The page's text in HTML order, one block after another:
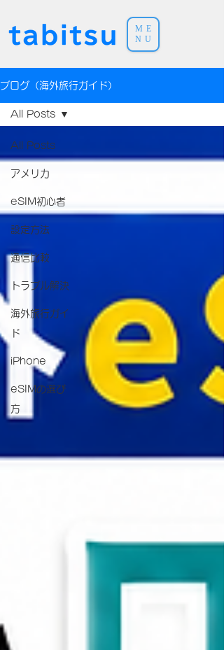
ME
NU
ブログ（海外旅行ガイド）
All Posts
アメリカ
eSIM初心者
設定方法
通信比較
トラブル解決
海外旅行ガイ
ド
iPhone
eSIMの選び
方
All Posts